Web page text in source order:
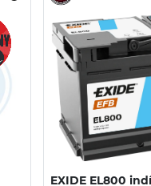
EXIDE EL800